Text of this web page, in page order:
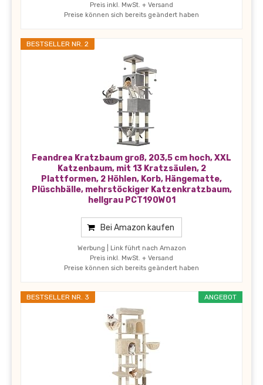
Preis inkl. MwSt. + Versand
Preise können sich bereits geändert haben
BESTSELLER NR. 2
Feandrea Kratzbaum groß, 203,5 cm hoch, XXL
Katzenbaum, mit 13 Kratzsäulen, 2
Plattformen, 2 Höhlen, Korb, Hängematte,
Plüschbälle, mehrstöckiger Katzenkratzbaum,
hellgrau PCT190W01
Bei Amazon kaufen
Werbung | Link führt nach Amazon
Preis inkl. MwSt. + Versand
Preise können sich bereits geändert haben
ANGEBOT
BESTSELLER NR. 3